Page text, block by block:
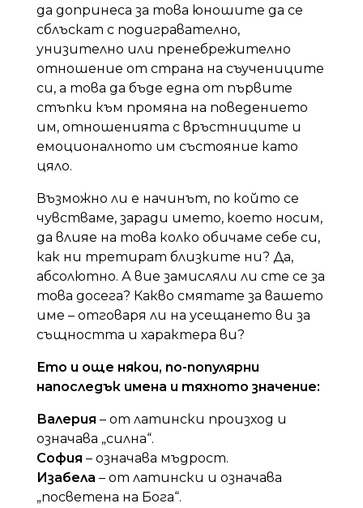
да допринеса за това юношите да се
сблъскат с подигравателно,
унизително или пренебрежително
отношение от страна на съучениците
си, а това да бъде една от първите
стъпки към промяна на поведението
им, отношенията с връстниците и
емоционалното им състояние като
цяло.
Възможно ли е начинът, по който се
чувстваме, заради името, което носим,
да влияе на това колко обичаме себе си,
как ни третират близките ни? Да,
абсолютно. А вие замисляли ли сте се за
това досега? Какво смятате за вашето
име – отговаря ли на усещането ви за
същността и характера ви?
Ето и още някои, по-популярни
напоследък имена и тяхното значение:
Валерия – от латински произход и
означава „силна“.
София – означава мъдрост.
Изабела – от латински и означава
„посветена на Бога“.